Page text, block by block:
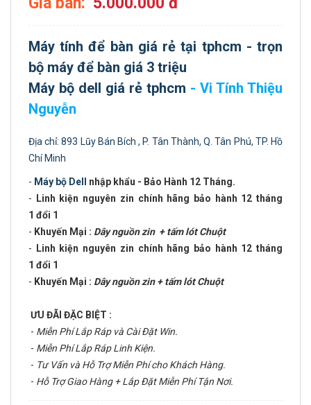
Máy tính để bàn giá rẻ tại tphcm - trọn
bộ máy để bàn giá 3 triệu
Máy bộ dell giá rẻ tphcm - Vi Tính Thiệu
Nguyễn
Địa chỉ: 893 Lũy Bán Bích , P. Tân Thành, Q. Tân Phú, TP. Hồ
Chí Minh
- Máy bộ Dell
nhập khẩu - Bảo Hành 12 Tháng.
-
Linh kiện nguyên zin chính hãng bảo hành 12 tháng
1 đổi 1
- Khuyến Mại : Dây nguồn zin + tấm lót Chuột
-
Linh kiện nguyên zin chính hãng bảo hành 12 tháng
1 đổi 1
- Khuyến Mại : Dây nguồn zin + tấm lót Chuột
ƯU ĐÃI ĐẶC BIỆT :
- Miễn Phí Lắp Ráp và Cài Đặt Win.
- Miễn Phí Lắp Ráp Linh Kiện.
- Tư Vấn và Hỗ Trợ Miễn Phí cho Khách Hàng.
- Hỗ Trợ Giao Hàng + Lắp Đặt Miễn Phí Tận Nơi.